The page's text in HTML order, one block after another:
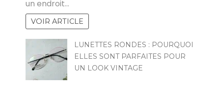
un endroit…
VOIR ARTICLE
LUNETTES RONDES : POURQUOI
ELLES SONT PARFAITES POUR
UN LOOK VINTAGE